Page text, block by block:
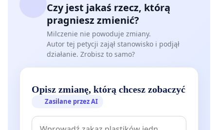
Czy jest jakaś rzecz, którą
pragniesz zmienić?
Milczenie nie powoduje zmiany.
Autor tej petycji zajął stanowisko i podjął
działanie. Zrobisz to samo?
Opisz zmianę, którą chcesz zobaczyć
Zasilane przez AI